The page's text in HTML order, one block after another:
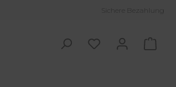
Sichere Bezahlung